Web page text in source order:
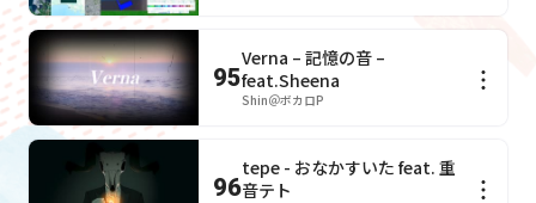
95
Verna – 記憶の音 –
feat.Sheena
Shin＠ボカロP
96
tepe - おなかすいた feat. 重
音テト